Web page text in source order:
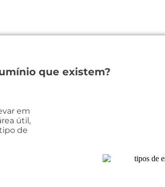
que existem?
em
útil,
de